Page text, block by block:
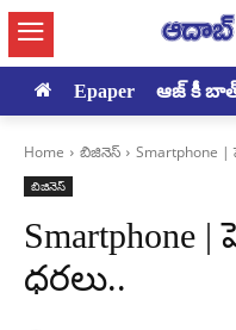
Epaper ఆజ్ కీ
Home బిజినెస్ Smartphone |
బిజినెస్
Smartphone
ధరలు..